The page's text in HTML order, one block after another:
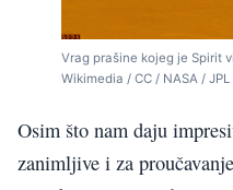
Vrag prašine kojeg je Spirit
Wikimedia / CC / NASA /
Osim što nam daju
zanimljive i za